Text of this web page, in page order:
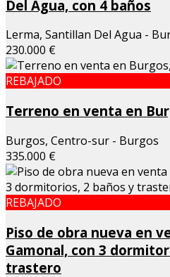
Del Agua, con 4 baños
Lerma, Santillan Del Agua -
230.000 €
REBAJADO
Terreno en venta en
Burgos, Centro-sur - Burgos
335.000 €
REBAJADO
Piso de obra nueva en
Gamonal, con 3
trastero